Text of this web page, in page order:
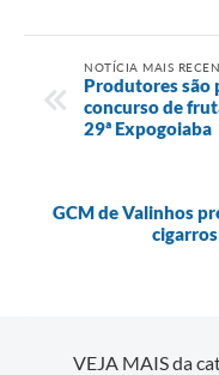
NOTÍCIA MAIS
Produtores são
concurso de
29ª Expogoiaba
GCM de Valinhos
VEJA MAIS da